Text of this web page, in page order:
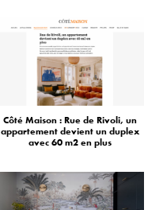
Côté Maison : Rue de Rivoli, un
appartement devient un duplex
avec 60 m2 en plus